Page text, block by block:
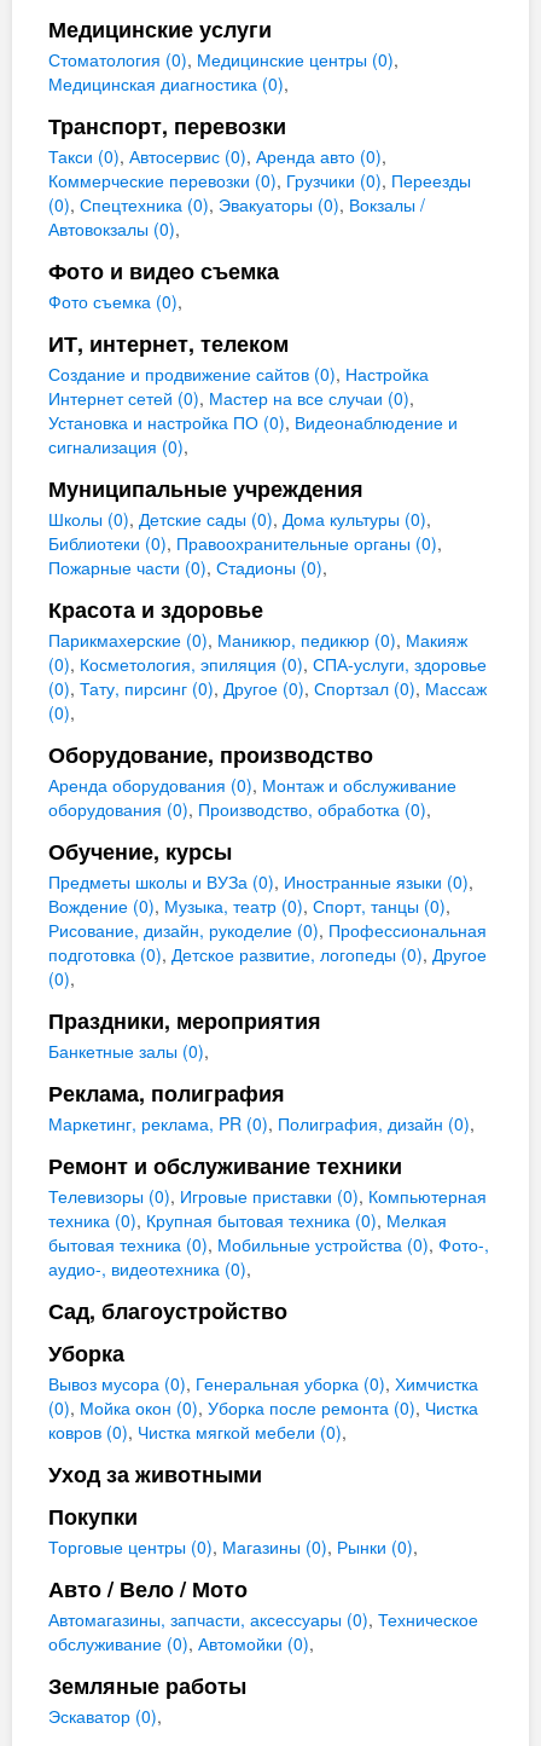
Медицинские услуги
Стоматология (0), Медицинские центры (0),
Медицинская диагностика (0),
Транспорт, перевозки
Такси (0), Автосервис (0), Аренда авто (0),
Коммерческие перевозки (0), Грузчики (0), Переезды
(0), Спецтехника (0), Эвакуаторы (0), Вокзалы /
Автовокзалы (0),
Фото и видео съемка
Фото съемка (0),
ИТ, интернет, телеком
Создание и продвижение сайтов (0), Настройка
Интернет сетей (0), Мастер на все случаи (0),
Установка и настройка ПО (0), Видеонаблюдение и
сигнализация (0),
Муниципальные учреждения
Школы (0), Детские сады (0), Дома культуры (0),
Библиотеки (0), Правоохранительные органы (0),
Пожарные части (0), Стадионы (0),
Красота и здоровье
Парикмахерские (0), Маникюр, педикюр (0), Макияж
(0), Косметология, эпиляция (0), СПА-услуги, здоровье
(0), Тату, пирсинг (0), Другое (0), Спортзал (0), Массаж
(0),
Оборудование, производство
Аренда оборудования (0), Монтаж и обслуживание
оборудования (0), Производство, обработка (0),
Обучение, курсы
Предметы школы и ВУЗа (0), Иностранные языки (0),
Вождение (0), Музыка, театр (0), Спорт, танцы (0),
Рисование, дизайн, рукоделие (0), Профессиональная
подготовка (0), Детское развитие, логопеды (0), Другое
(0),
Праздники, мероприятия
Банкетные залы (0),
Реклама, полиграфия
Маркетинг, реклама, PR (0), Полиграфия, дизайн (0),
Ремонт и обслуживание техники
Телевизоры (0), Игровые приставки (0), Компьютерная
техника (0), Крупная бытовая техника (0), Мелкая
бытовая техника (0), Мобильные устройства (0), Фото-,
аудио-, видеотехника (0),
Сад, благоустройство
Уборка
Вывоз мусора (0), Генеральная уборка (0), Химчистка
(0), Мойка окон (0), Уборка после ремонта (0), Чистка
ковров (0), Чистка мягкой мебели (0),
Уход за животными
Покупки
Торговые центры (0), Магазины (0), Рынки (0),
Авто / Вело / Мото
Автомагазины, запчасти, аксессуары (0), Техническое
обслуживание (0), Автомойки (0),
Земляные работы
Эскаватор (0),